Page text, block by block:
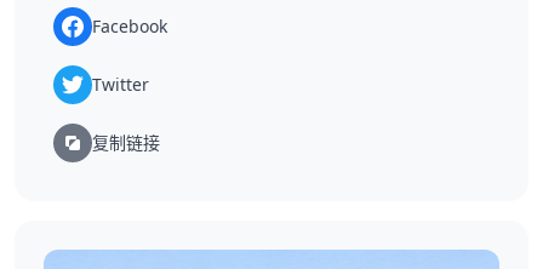
Facebook
Twitter
复制链接